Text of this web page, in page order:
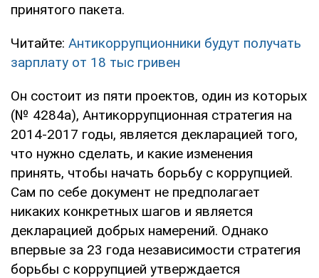
принятого пакета.
Читайте: Антикоррупционники будут получать
зарплату от 18 тыс гривен
Он состоит из пяти проектов, один из которых
(№ 4284а), Антикоррупционная стратегия на
2014-2017 годы, является декларацией того,
что нужно сделать, и какие изменения
принять, чтобы начать борьбу с коррупцией.
Сам по себе документ не предполагает
никаких конкретных шагов и является
декларацией добрых намерений. Однако
впервые за 23 года независимости стратегия
борьбы с коррупцией утверждается